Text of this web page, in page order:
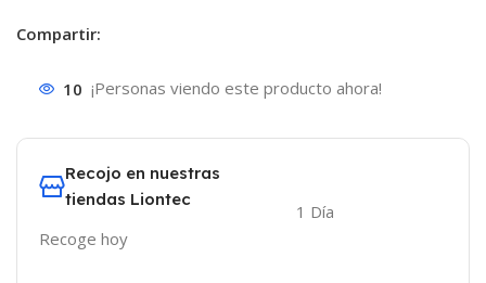
Compartir:
10 ¡Personas viendo este producto ahora!
Recojo en nuestras
tiendas Liontec
Recoge hoy
1 Día